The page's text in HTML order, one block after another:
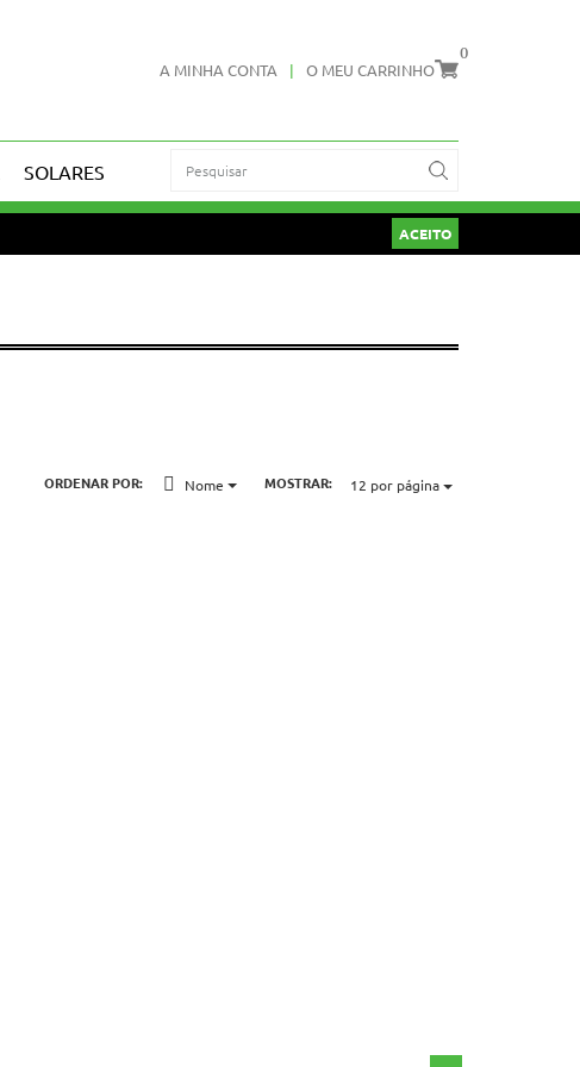
A MINHA CONTA | O MEU CARRINHO
0
SOLARES
ACEITO
ORDENAR POR: Nome MOSTRAR: 12 por página